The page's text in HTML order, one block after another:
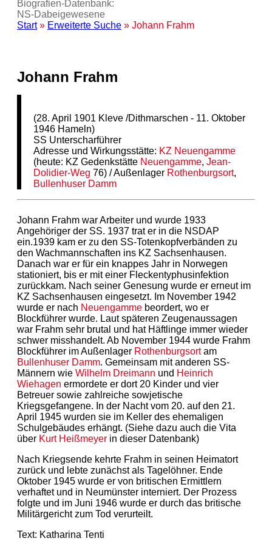
Biografien-Datenbank:
NS‑Dabeigewesene
Start» Erweiterte Suche » Johann Frahm
Johann Frahm
(28. April 1901 Kleve /Dithmarschen - 11. Oktober
1946 Hameln)
SS Unterscharführer
Adresse und Wirkungsstätte: KZ Neuengamme
(heute: KZ Gedenkstätte Neuengamme,Jean-
Dolidier-Weg 76) / Außenlager Rothenburgsort,
Bullenhuser Damm
Johann Frahm war Arbeiter und wurde 1933
Angehöriger der SS. 1937 trat er in die NSDAP
ein.1939 kam er zu den SS-Totenkopfverbänden zu
den Wachmannschaften ins KZ Sachsenhausen.
Danach war er für ein knappes Jahr in Norwegen
stationiert, bis er mit einer Fleckentyphusinfektion
zurückkam. Nach seiner Genesung wurde er erneut im
KZ Sachsenhausen eingesetzt. Im November 1942
wurde er nach Neuengamme beordert, wo er
Blockführer wurde. Laut späteren Zeugenaussagen
war Frahm sehr brutal und hat Häftlinge immer wieder
schwer misshandelt. Ab November 1944 wurde Frahm
Blockführer im Außenlager Rothenburgsortam
Bullenhuser Damm. Gemeinsam mit anderen SS-
Männern wie Wilhelm Dreimann und Heinrich
Wiehagen ermordete er dort 20 Kinder und vier
Betreuer sowie zahlreiche sowjetische
Kriegsgefangene. In der Nacht vom 20. auf den 21.
April 1945 wurden sie im Keller des ehemaligen
Schulgebäudes erhängt. (Siehe dazu auch die Vita
über Kurt Heißmeyer in dieser Datenbank)
Nach Kriegsende kehrte Frahm in seinen Heimatort
zurück und lebte zunächst als Tagelöhner. Ende
Oktober 1945 wurde er von britischen Ermittlern
verhaftet und in Neumünster interniert. Der Prozess
folgte und im Juni 1946 wurde er durch das britische
Militärgericht zum Tod verurteilt.
Text: Katharina Tenti